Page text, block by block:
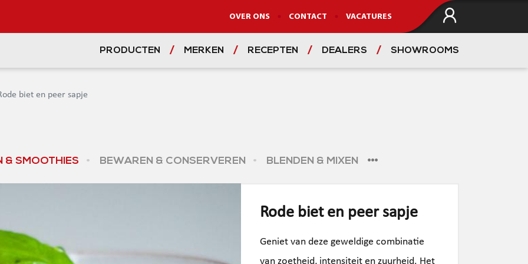
OVER ONS CONTACT VACATURES
PRODUCTEN MERKEN RECEPTEN DEALERS SHOWROOMS
biet en peer sapje
& SMOOTHIES BEWAREN & CONSERVEREN BLENDEN & MIXEN
Rode biet en peer sapje
Geniet van deze geweldige combinatie
van zoetheid, intensiteit en zuurheid. Het